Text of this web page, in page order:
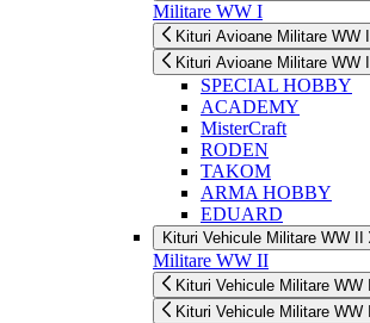
Militare WW I
Kituri Avioane Militare WW I
Kituri Avioane Militare WW I
SPECIAL HOBBY
ACADEMY
MisterCraft
RODEN
TAKOM
ARMA HOBBY
EDUARD
Kituri Vehicule Militare WW II
Militare WW II
Kituri Vehicule Militare WW II
Kituri Vehicule Militare WW II